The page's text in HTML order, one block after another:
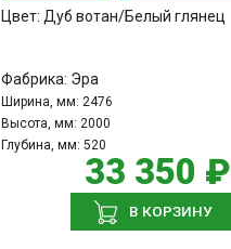
Цвет: Дуб вотан/Белый глянец
Фабрика: Эра
Ширина, мм: 2476
Высота, мм: 2000
Глубина, мм: 520
33 350 ₽
В КОРЗИНУ